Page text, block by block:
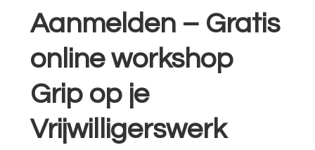
Aanmelden – Gratis
online workshop
Grip op je
Vrijwilligerswerk